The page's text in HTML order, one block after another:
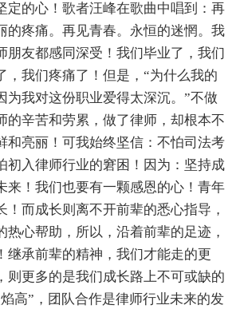
定的心！歌者汪峰在歌曲中唱到：再
的疼痛。再见青春。永恒的迷惘。我
朋友都感同深受！我们毕业了，我们
，我们疼痛了！但是，“为什么我的
为我对这份职业爱得太深沉。”不做
的辛苦和劳累，做了律师，却根本不
和亮丽！可我始终坚信：不怕司法考
初入律师行业的窘困！因为：坚持成
来！我们也要有一颗感恩的心！青年
！而成长则离不开前辈的悉心指导，
热心帮助，所以，沿着前辈的足迹，
继承前辈的精神，我们才能走的更
则更多的是我们成长路上不可或缺的
高”，团队合作是律师行业未来的发